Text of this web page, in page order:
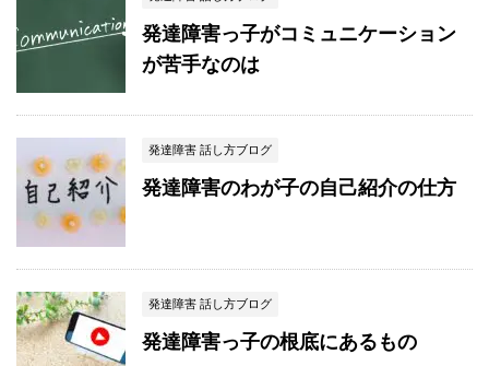
発達障害っ子がコミュニケーション
が苦手なのは
発達障害 話し方ブログ
発達障害のわが子の自己紹介の仕方
発達障害 話し方ブログ
発達障害っ子の根底にあるもの